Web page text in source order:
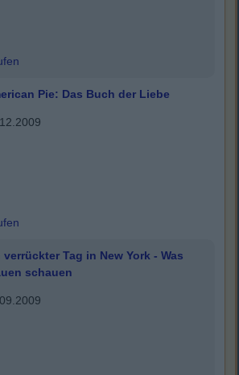
Pie: Das Buch der Liebe
verrückter Tag in New York - Was
schauen